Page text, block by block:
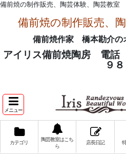
備前焼の制作販売、陶芸体験、陶芸教室
備前焼の制作販売、
備前焼作家 橋本勘介の
アイリス備前焼陶房 電話
９８
メニュー
カテゴリ
陶芸教室はこち
ら
店長日記